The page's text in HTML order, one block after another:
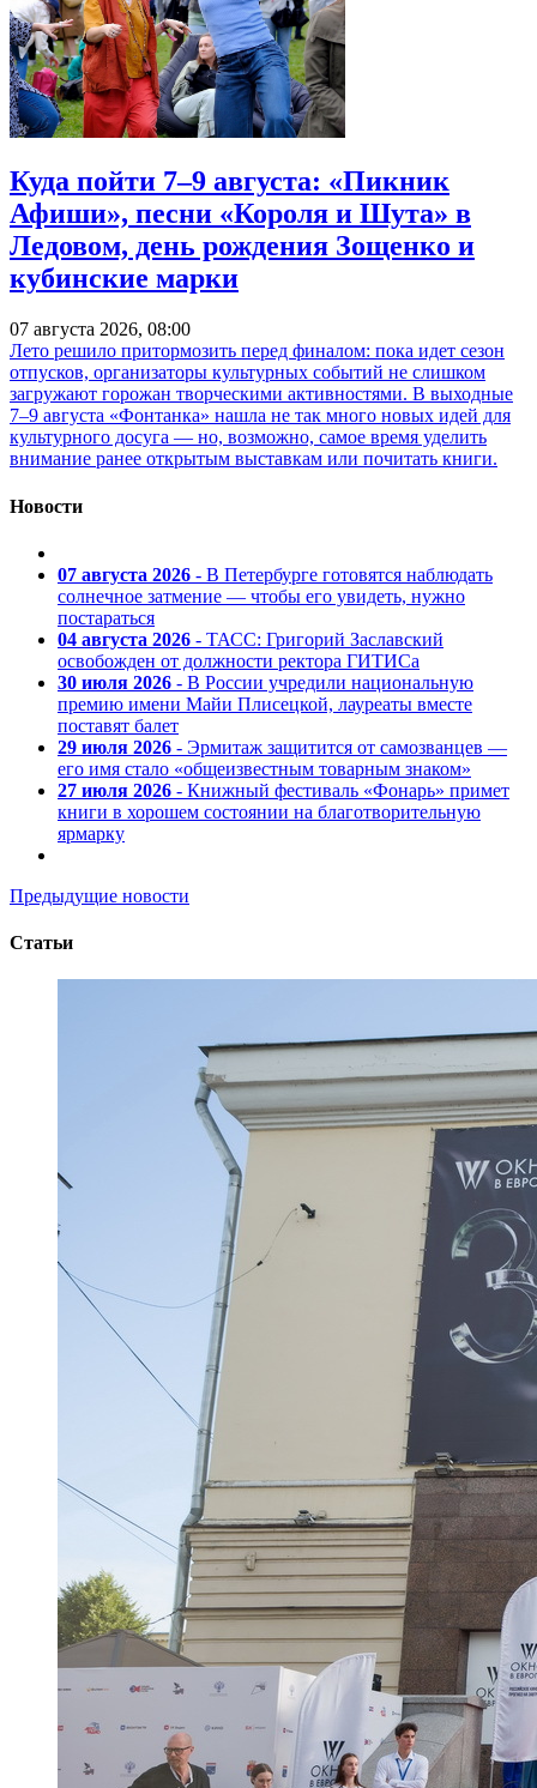
Куда пойти 7–9 августа: «Пикник
Афиши», песни «Короля и Шута» в
Ледовом, день рождения Зощенко и
кубинские марки
07 августа 2026, 08:00
Лето решило притормозить перед финалом: пока идет сезон
отпусков, организаторы культурных событий не слишком
загружают горожан творческими активностями. В выходные
7–9 августа «Фонтанка» нашла не так много новых идей для
культурного досуга — но, возможно, самое время уделить
внимание ранее открытым выставкам или почитать книги.
Новости
07 августа 2026 - В Петербурге готовятся наблюдать
солнечное затмение — чтобы его увидеть, нужно
постараться
04 августа 2026 - ТАСС: Григорий Заславский
освобожден от должности ректора ГИТИСа
30 июля 2026 - В России учредили национальную
премию имени Майи Плисецкой, лауреаты вместе
поставят балет
29 июля 2026 - Эрмитаж защитится от самозванцев —
его имя стало «общеизвестным товарным знаком»
27 июля 2026 - Книжный фестиваль «Фонарь» примет
книги в хорошем состоянии на благотворительную
ярмарку
Предыдущие новости
Статьи